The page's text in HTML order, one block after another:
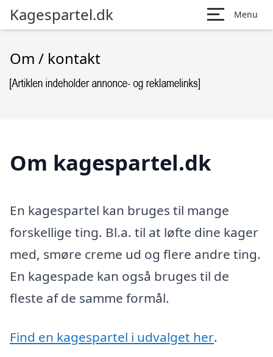
Kagespartel.dk Menu
Om / kontakt
Om kagespartel.dk
En kagespartel kan bruges til mange
forskellige ting. Bl.a. til at løfte dine kager
med, smøre creme ud og flere andre ting.
En kagespade kan også bruges til de
fleste af de samme formål.
Find en kagespartel i udvalget her.